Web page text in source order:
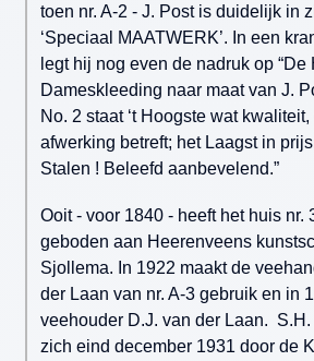
toen nr. A-2 - J. Post is duidelijk in
‘Speciaal MAATWERK’. In een
legt hij nog even de nadruk op “De
Dameskleeding naar maat van J.
No. 2 staat ‘t Hoogste wat
afwerking betreft; het Laagst in
Stalen ! Beleefd aanbevelend.”
Ooit - voor 1840 - heeft het huis nr.
geboden aan Heerenveens
Sjollema. In 1922 maakt de
der Laan van nr. A-3 gebruik en in
veehouder D.J. van der Laan.
zich eind december 1931 door de